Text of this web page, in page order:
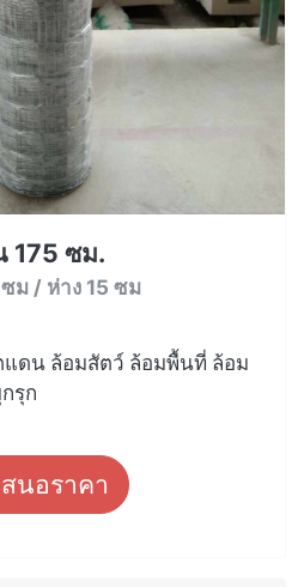
175 ซม.
ม / ห่าง 15 ซม
แดน ล้อมสัตว์ ล้อมพื้นที่ ล้อม
รุก
นอราคา